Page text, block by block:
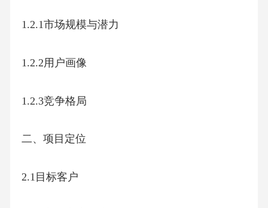
1.2.1市场规模与潜力
1.2.2用户画像
1.2.3竞争格局
二、项目定位
2.1目标客户